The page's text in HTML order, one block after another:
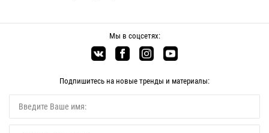
Мы в соцсетях:
Подпишитесь на новые тренды и материалы: